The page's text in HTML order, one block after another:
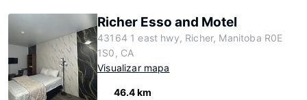
Richer Esso and Motel
43164 1 east hwy, Richer, Manitoba R0E
1S0, CA
Visualizar mapa
46.4 km